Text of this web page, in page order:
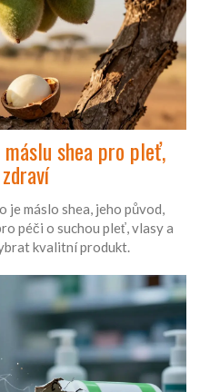
shea pro pleť,
je máslo shea, jeho původ,
péči o suchou pleť, vlasy a
kvalitní produkt.